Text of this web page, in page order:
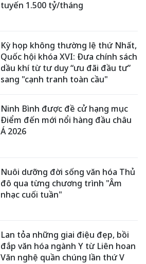
tuyến 1.500 tỷ/tháng
Kỳ họp không thường lệ thứ Nhất,
Quốc hội khóa XVI: Đưa chính sách
dầu khí từ tư duy “ưu đãi đầu tư”
sang "cạnh tranh toàn cầu"
Ninh Bình được đề cử hạng mục
Điểm đến mới nổi hàng đầu châu
Á 2026
Nuôi dưỡng đời sống văn hóa Thủ
đô qua từng chương trình "Âm
nhạc cuối tuần"
Lan tỏa những giai điệu đẹp, bồi
đắp văn hóa ngành Y từ Liên hoan
Văn nghệ quần chúng lần thứ V